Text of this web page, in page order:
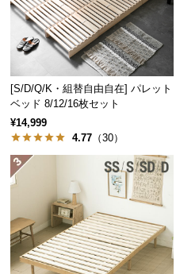
ル
に
つ
て
保
証
に
会
員
[S/D/Q/K・組替自由自在] パレット
ベッド 8/12/16枚セット
¥14,999
4.77 （30）